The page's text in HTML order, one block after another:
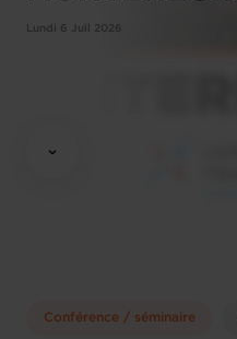
Lundi 6 Juil 2026
Conférence / séminaire